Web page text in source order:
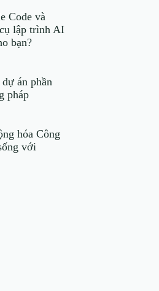
Code và
lập trình AI
bạn?
án phần
pháp
hóa Công
với